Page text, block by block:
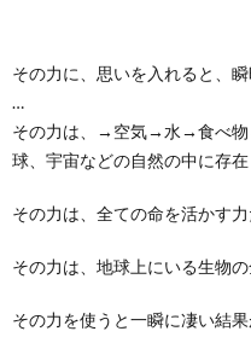
その力に、思いを入れると、
…
その力は、→空気→水→食べ
球、宇宙などの自然の中に存在
その力は、全ての命を活かす力
その力は、地球上にいる生物の
その力を使うと一瞬に凄い結果